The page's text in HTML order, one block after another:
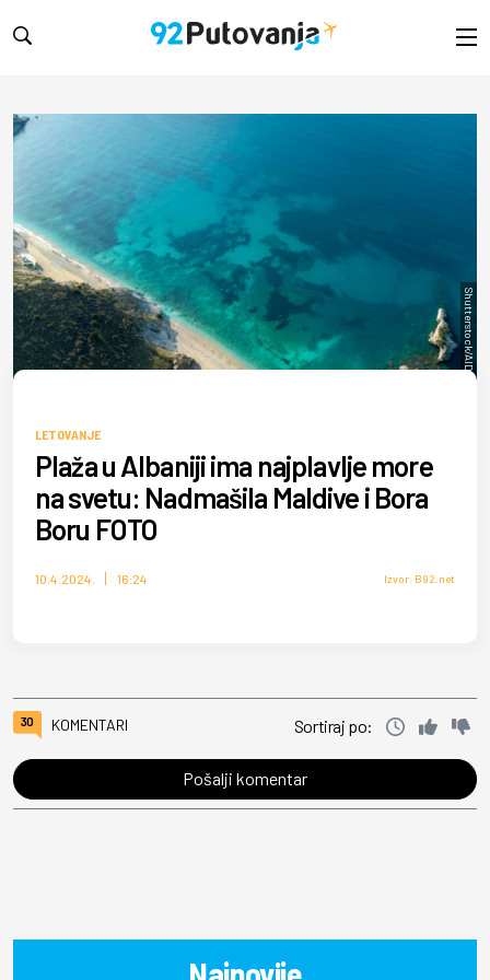
Shutterstock/AlDigital On
LETOVANJE
Plaža u Albaniji ima najplavlje more
na svetu: Nadmašila Maldive i Bora
Boru FOTO
10.4.2024. 16:24 Izvor: B92.net
30 KOMENTARI Sortiraj po:
Pošalji komentar